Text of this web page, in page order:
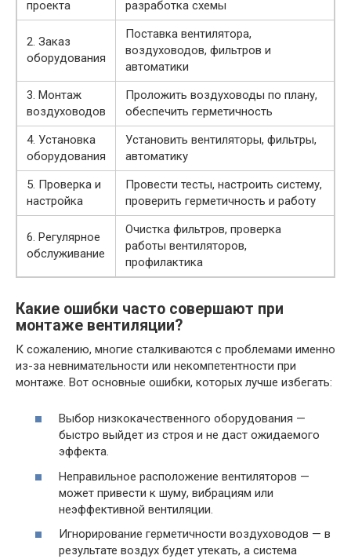
проекта
разработка схемы
2. Заказ
оборудования
Поставка вентилятора,
воздуховодов, фильтров и
автоматики
3. Монтаж
воздуховодов
Проложить воздуховоды по плану,
обеспечить герметичность
4. Установка
оборудования
Установить вентиляторы, фильтры,
автоматику
5. Проверка и
настройка
Провести тесты, настроить систему,
проверить герметичность и работу
6. Регулярное
обслуживание
Очистка фильтров, проверка
работы вентиляторов,
профилактика
Какие ошибки часто совершают при
монтаже вентиляции?
К сожалению, многие сталкиваются с проблемами именно
из-за невнимательности или некомпетентности при
монтаже. Вот основные ошибки, которых лучше избегать:
Выбор низкокачественного оборудования —
быстро выйдет из строя и не даст ожидаемого
эффекта.
Неправильное расположение вентиляторов —
может привести к шуму, вибрациям или
неэффективной вентиляции.
Игнорирование герметичности воздуховодов — в
результате воздух будет утекать, а система